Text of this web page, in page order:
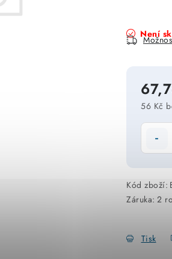
Není
56 Kč
Kód zboží:
Záruka: 2
Tisk